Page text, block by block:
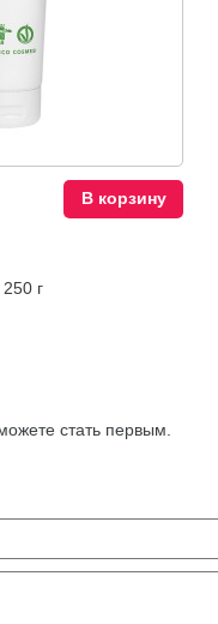
г
В корзину
стать первым.